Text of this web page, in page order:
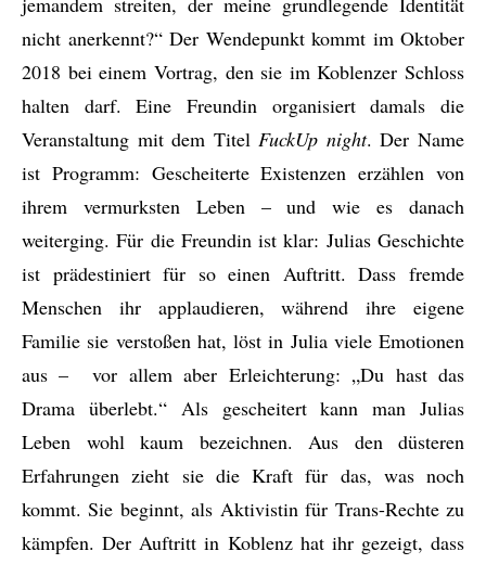
nicht anerkennt?“ Der Wendepunkt kommt im Oktober
2018 bei einem Vortrag, den sie im Koblenzer Schloss
halten darf. Eine Freundin organisiert damals die
Veranstaltung mit dem TitelFuckUp night. Der Name
ist Programm: Gescheiterte Existenzen erzählen von
ihrem vermurksten Leben – und wie es danach
weiterging. Für die Freundin ist klar: Julias Geschichte
ist prädestiniert für so einen Auftritt. Dass fremde
Menschen ihr applaudieren, während ihre eigene
Familie sie verstoßen hat, löst in Julia viele Emotionen
aus – vor allem aber Erleichterung: „Du hast das
Drama überlebt.“ Als gescheitert kann man Julias
Leben wohl kaum bezeichnen. Aus den düsteren
Erfahrungen zieht sie die Kraft für das, was noch
kommt. Sie beginnt, als Aktivistin für Trans-Rechte zu
kämpfen. Der Auftritt in Koblenz hat ihr gezeigt, dass